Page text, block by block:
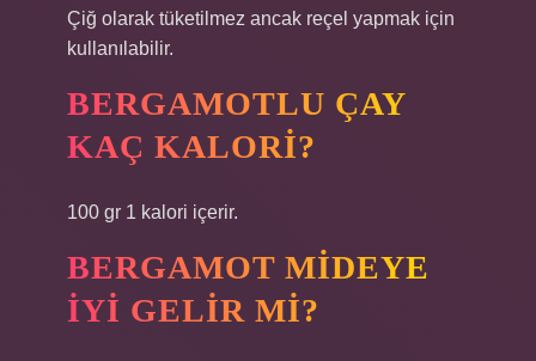
Çiğ olarak tüketilmez ancak reçel yapmak için
kullanılabilir.
BERGAMOTLU ÇAY
KAÇ KALORI?
100 gr 1 kalori içerir.
BERGAMOT MIDEYE
IYI GELIR MI?